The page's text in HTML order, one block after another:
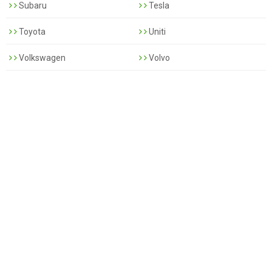
Subaru Tesla
Toyota Uniti
Volkswagen Volvo